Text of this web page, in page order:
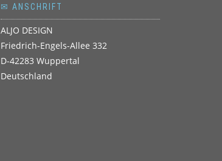
✉ ANSCHRIFT
ALJO DESIGN
Friedrich-Engels-Allee 332
D-42283 Wuppertal
Deutschland